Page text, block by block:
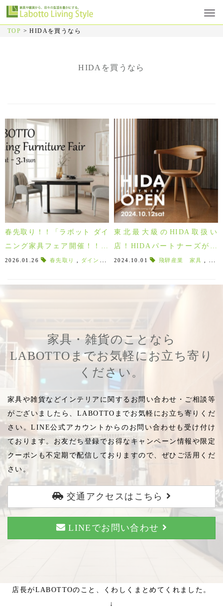
TOP >HIDAを買うなら
HIDAを買うなら
春先取り！！「ラボット ダイ
ニング家具フェア開催！！」
1/31㊏～3/1㊐
2026.01.26 春先取り ダインングセット , HIDAダイニング ,ダイニン
東北最大級のHIDA取扱い
店！HIDAパートナーズが福
島県郡山市にオープン！
2024.10.01 飛騨産業 家具
家具・雑貨のことなら
LABOTTOまでお気軽にお立ち寄り
ください。
家具や雑貨などインテリアに関するお問い合わせ・ご相談等
がございましたら、LABOTTOまでお気軽にお立ち寄りくだ
さい。LINE公式アカウントからのお問い合わせも受け付け
ております。お友だち登録でお得なキャンペーン情報や限定
クーポンも不定期で配信しておりますので、ぜひご活用くだ
さい。
交通アクセスはこちら
LINEでお問い合わせ
店長がLABOTTOのこと、くわしくまとめてくれました。
↓